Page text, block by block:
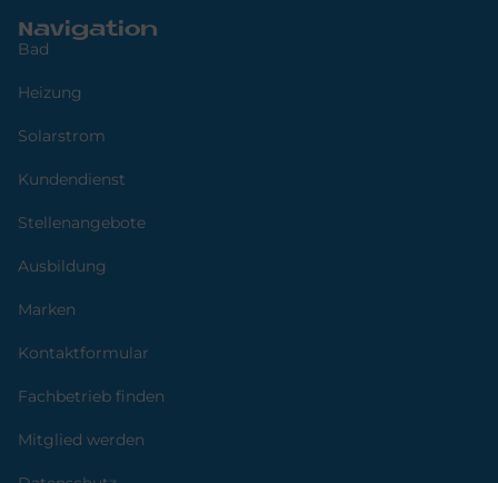
Navigation
Bad
Heizung
Solarstrom
Kundendienst
Stellenangebote
Ausbildung
Marken
Kontaktformular
Fachbetrieb finden
Mitglied werden